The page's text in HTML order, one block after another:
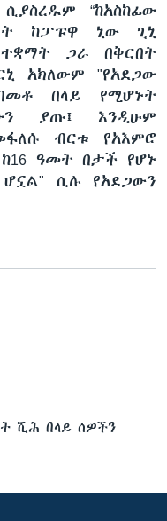
“ከአስከፊው
ከፓፑዋ ኒው ጊኒ
ጋራ በቅርበት
አክለውም "የአደጋው
በላይ የሚሆኑት
ያጡ፤ እንዲሁም
ብርቱ የአእምሮ
ዓመት በታች የሆኑ
ሲሉ የአደጋውን
ሺሕ በላይ ሰዎችን